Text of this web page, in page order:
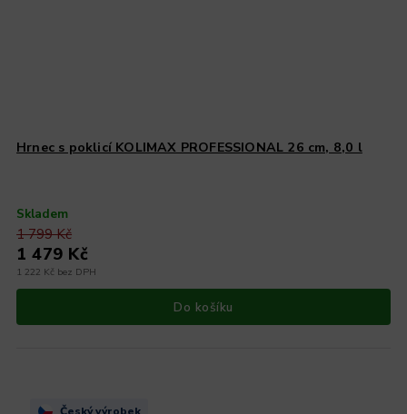
Hrnec s poklicí KOLIMAX PROFESSIONAL 26 cm, 8,0 l
Skladem
1 222 Kč bez DPH
1 799 Kč
1 479 Kč
Do košíku